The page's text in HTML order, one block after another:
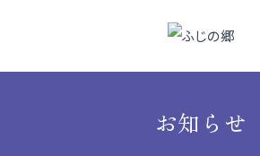
お知らせ